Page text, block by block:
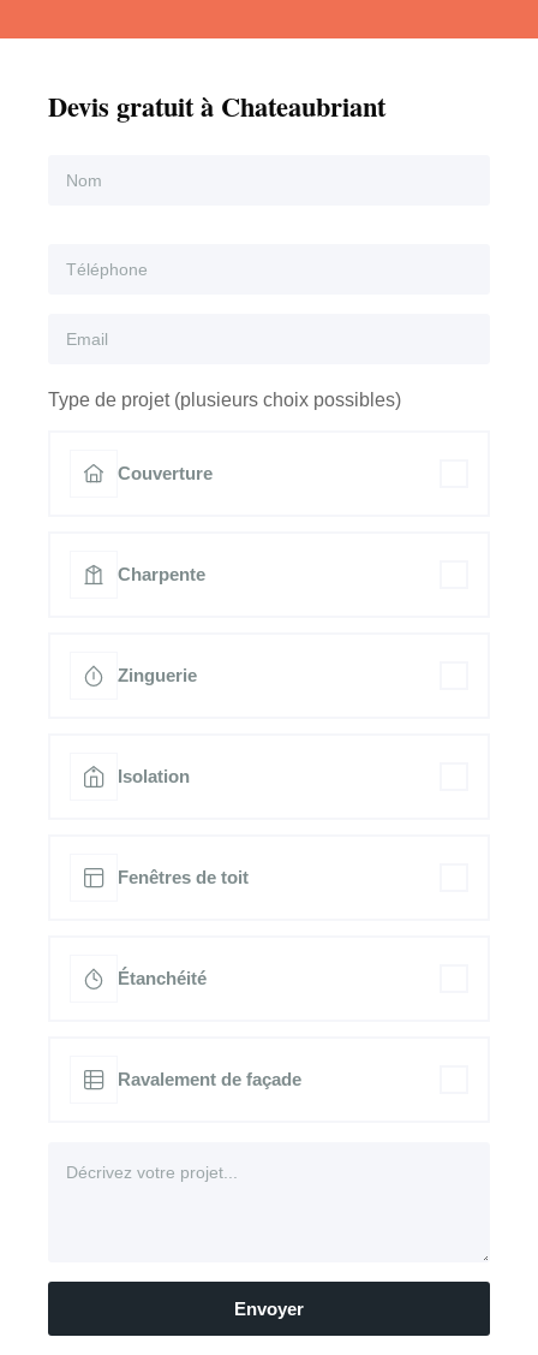
Devis gratuit à Chateaubriant
Type de projet (plusieurs choix possibles)
Couverture
Charpente
Zinguerie
Isolation
Fenêtres de toit
Étanchéité
Ravalement de façade
Envoyer